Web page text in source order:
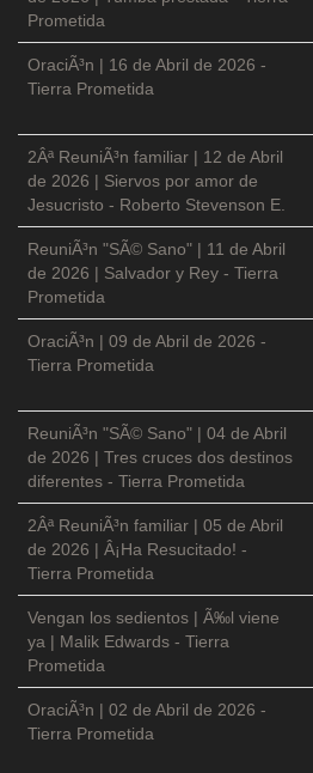
Prometida
OraciÃ³n | 16 de Abril de 2026 -
Tierra Prometida
2Âª ReuniÃ³n familiar | 12 de Abril
de 2026 | Siervos por amor de
Jesucristo - Roberto Stevenson E.
ReuniÃ³n "SÃ© Sano" | 11 de Abril
de 2026 | Salvador y Rey - Tierra
Prometida
OraciÃ³n | 09 de Abril de 2026 -
Tierra Prometida
ReuniÃ³n "SÃ© Sano" | 04 de Abril
de 2026 | Tres cruces dos destinos
diferentes - Tierra Prometida
2Âª ReuniÃ³n familiar | 05 de Abril
de 2026 | Â¡Ha Resucitado! -
Tierra Prometida
Vengan los sedientos | Ã‰l viene
ya | Malik Edwards - Tierra
Prometida
OraciÃ³n | 02 de Abril de 2026 -
Tierra Prometida